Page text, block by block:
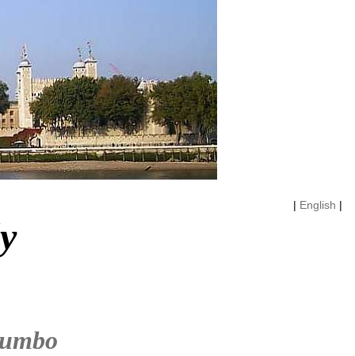
| English |